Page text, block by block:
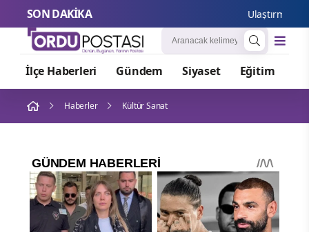
SON DAKİKA Ulaştırma
İlçe Haberleri Gündem Siyaset Eğitim
Haberler Kültür Sanat